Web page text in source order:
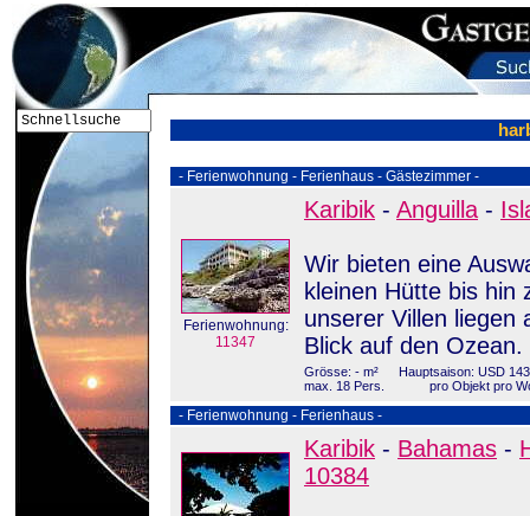
- Ferienwohnung - Ferienhaus - Gästezimmer -
Ferienwohnung:
11347
Karibik - Anguilla -
Wir bieten eine
kleinen Hütte bis hin
unserer Villen liegen
Blick auf den
Grösse: - m²
max. 18 Pers.
Hauptsaison: USD
pro Objekt pro
- Ferienwohnung - Ferienhaus -
Karibik - Bahamas -
10384